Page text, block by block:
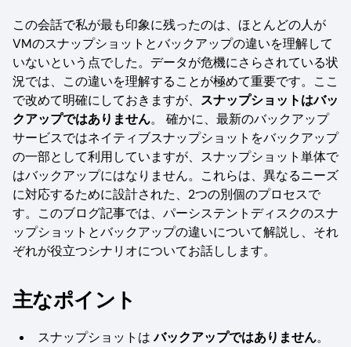
この会話で私が最も印象に残ったのは、ほとんどの人が
VMのスナップショットとバックアップの違いを理解して
いないという点でした。データが危機にさらされている状
況では、この違いを理解することが極めて重要です。ここ
で改めて明確にしておきますが、 スナップショットはバッ
クアップではありません。 確かに、最新のバックアップ
サービスではネイティブスナップショットをバックアップ
の一部として利用していますが、スナップショット単体で
はバックアップにはなりません。これらは、異なるニーズ
に対応するために設計された、2つの別個のプロセスで
す。このブログ記事では、パーシステントディスクのスナ
ップショットとバックアップの違いについて解説し、それ
ぞれが役立つシナリオについてお話しします。
主なポイント
スナップショットはバックアップではありません。